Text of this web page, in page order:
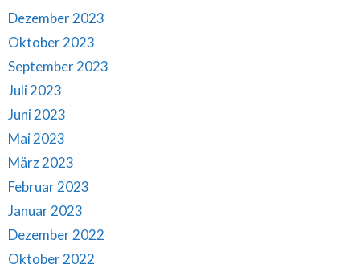
Dezember 2023
Oktober 2023
September 2023
Juli 2023
Juni 2023
Mai 2023
März 2023
Februar 2023
Januar 2023
Dezember 2022
Oktober 2022